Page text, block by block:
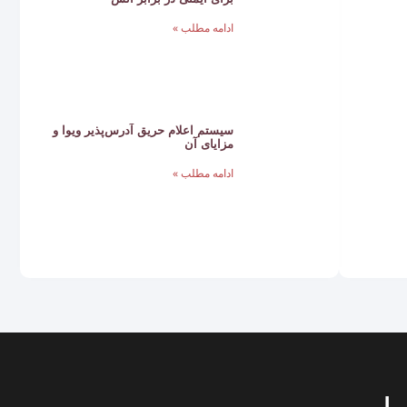
ادامه مطلب »
سیستم‌ اعلام حریق آدرس‌پذیر ویوا و
مزایای آن
ادامه مطلب »